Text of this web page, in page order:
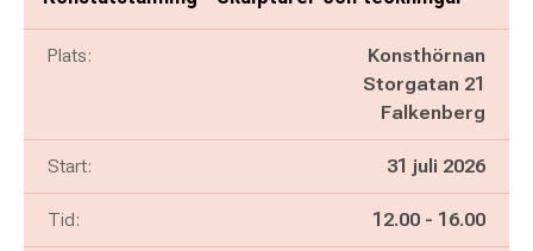
Plats:
Konsthörnan
Storgatan 21
Falkenberg
Start: 31 juli 2026
Tid: Pågår mellan
12.00 - och
16.00